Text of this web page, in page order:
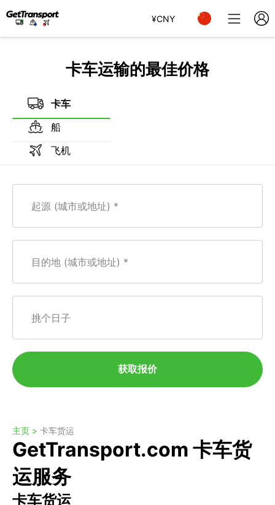
¥CNY
卡车运输的最佳价格
卡车
船
飞机
起源 (城市或地址)
目的地 (城市或地址)
挑个日子
获取报价
主页 > 卡车货运
GetTransport.com 卡车货
运服务
卡车货运